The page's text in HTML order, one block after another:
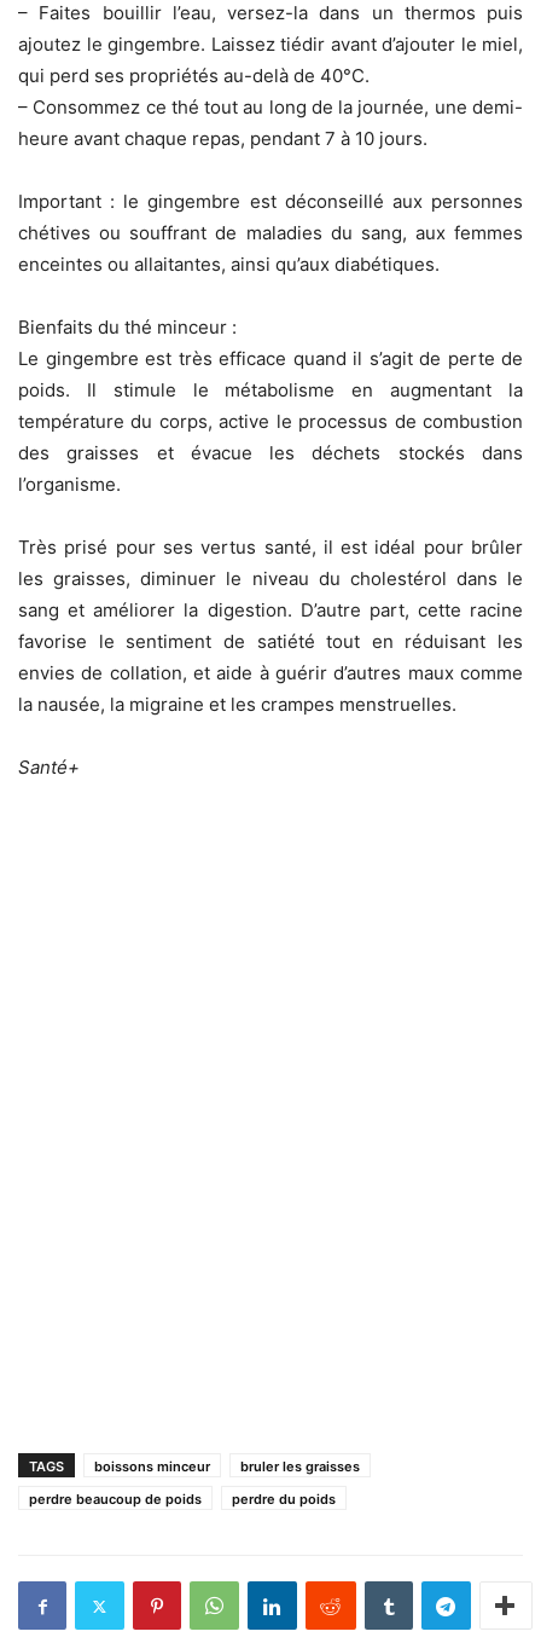
– Faites bouillir l’eau, versez-la dans un thermos puis
ajoutez le gingembre. Laissez tiédir avant d’ajouter le miel,
qui perd ses propriétés au-delà de 40°C.
– Consommez ce thé tout au long de la journée, une demi-
heure avant chaque repas, pendant 7 à 10 jours.
Important : le gingembre est déconseillé aux personnes
chétives ou souffrant de maladies du sang, aux femmes
enceintes ou allaitantes, ainsi qu’aux diabétiques.
Bienfaits du thé minceur :
Le gingembre est très efficace quand il s’agit de perte de
poids. Il stimule le métabolisme en augmentant la
température du corps, active le processus de combustion
des graisses et évacue les déchets stockés dans
l’organisme.
Très prisé pour ses vertus santé, il est idéal pour brûler
les graisses, diminuer le niveau du cholestérol dans le
sang et améliorer la digestion. D’autre part, cette racine
favorise le sentiment de satiété tout en réduisant les
envies de collation, et aide à guérir d’autres maux comme
la nausée, la migraine et les crampes menstruelles.
Santé+
TAGS boissons minceur
bruler les graisses
perdre beaucoup de poids
perdre du poids